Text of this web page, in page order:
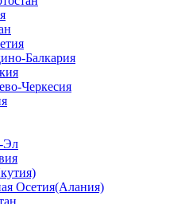
Балкария
Черкеcия
Эл
Осетия(Алания)